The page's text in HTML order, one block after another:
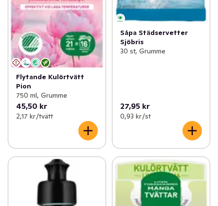
Flytande Kulörtvätt
Pion
750 ml, Grumme
45,50 kr
2,17 kr /tvätt
Såpa Städservetter
Sjöbris
30 st, Grumme
27,95 kr
0,93 kr /st